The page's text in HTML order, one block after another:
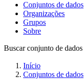
Conjuntos de dados
Organizações
Grupos
Sobre
Buscar conjunto de dados
Início
Conjuntos de dados